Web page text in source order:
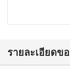
รายละเอียดข